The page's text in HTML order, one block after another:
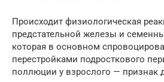
Происходит физиологическая
предстательной железы и
которая в основном
перестройками подросткового
поллюции у взрослого — признак